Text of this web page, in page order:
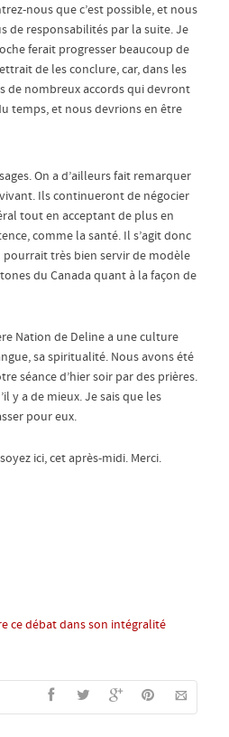
nous que c’est possible, et nous
de responsabilités par la suite. Je
ferait progresser beaucoup de
de les conclure, car, dans les
de nombreux accords qui devront
temps, et nous devrions en être
On a d’ailleurs fait remarquer
Ils continueront de négocier
tout en acceptant de plus en
comme la santé. Il s’agit donc
très bien servir de modèle
du Canada quant à la façon de
Nation de Deline a une culture
sa spiritualité. Nous avons été
séance d’hier soir par des prières.
y a de mieux. Je sais que les
pour eux.
ici, cet après-midi. Merci.
ce débat dans son intégralité